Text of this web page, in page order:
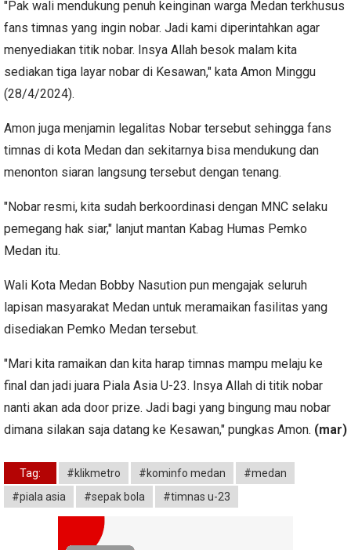
"Pak wali mendukung penuh keinginan warga Medan terkhusus
fans timnas yang ingin nobar. Jadi kami diperintahkan agar
menyediakan titik nobar. Insya Allah besok malam kita
sediakan tiga layar nobar di Kesawan," kata Amon Minggu
(28/4/2024).
Amon juga menjamin legalitas Nobar tersebut sehingga fans
timnas di kota Medan dan sekitarnya bisa mendukung dan
menonton siaran langsung tersebut dengan tenang.
"Nobar resmi, kita sudah berkoordinasi dengan MNC selaku
pemegang hak siar," lanjut mantan Kabag Humas Pemko
Medan itu.
Wali Kota Medan Bobby Nasution pun mengajak seluruh
lapisan masyarakat Medan untuk meramaikan fasilitas yang
disediakan Pemko Medan tersebut.
"Mari kita ramaikan dan kita harap timnas mampu melaju ke
final dan jadi juara Piala Asia U-23. Insya Allah di titik nobar
nanti akan ada door prize. Jadi bagi yang bingung mau nobar
dimana silakan saja datang ke Kesawan," pungkas Amon. (mar)
Tag: #klikmetro #kominfo medan
#medan
#piala asia
#sepak bola #timnas u-23